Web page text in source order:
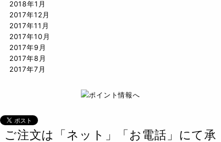
2018年1月
2017年12月
2017年11月
2017年10月
2017年9月
2017年8月
2017年7月
ご注文は「ネット」「お電話」にて承